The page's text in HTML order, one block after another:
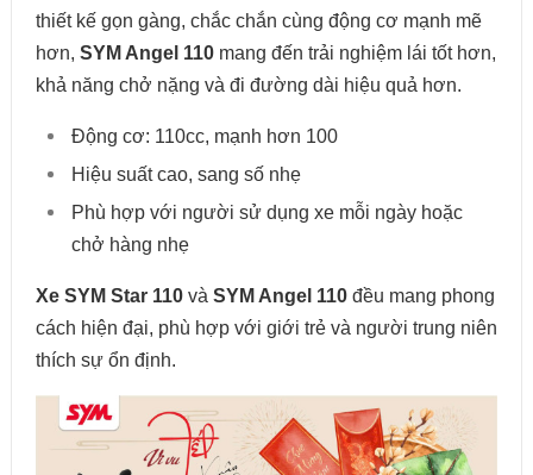
thiết kế gọn gàng, chắc chắn cùng động cơ mạnh mẽ
hơn, SYM Angel 110mang đến trải nghiệm lái tốt hơn,
khả năng chở nặng và đi đường dài hiệu quả hơn.
Động cơ: 110cc, mạnh hơn 100
Hiệu suất cao, sang số nhẹ
Phù hợp với người sử dụng xe mỗi ngày hoặc
chở hàng nhẹ
Xe SYM Star 110và SYM Angel 110đều mang phong
cách hiện đại, phù hợp với giới trẻ và người trung niên
thích sự ổn định.